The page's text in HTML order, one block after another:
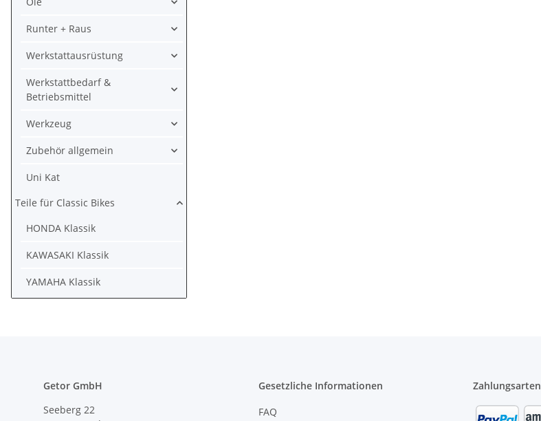
Runter + Raus
Werkstattausrüstung
Werkstattbedarf &
Betriebsmittel
Werkzeug
Zubehör allgemein
Uni Kat
Teile für Classic Bikes
HONDA Klassik
KAWASAKI Klassik
YAMAHA Klassik
Getor GmbH
Seeberg 22
Gesetzliche Informationen
FAQ
Zahlungsarten